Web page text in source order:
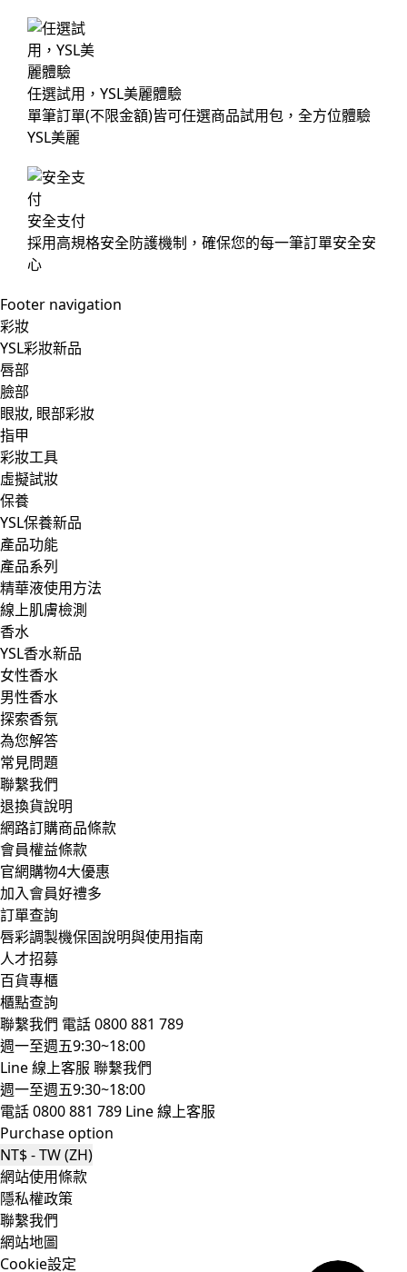
任選試用，YSL美麗體驗
單筆訂單(不限金額)皆可任選商品試用包，全方位體驗
YSL美麗
安全支付
採用高規格安全防護機制，確保您的每一筆訂單安全安
心
Footer navigation
彩妝
YSL彩妝新品
唇部
臉部
眼妝, 眼部彩妝
指甲
彩妝工具
虛擬試妝
保養
YSL保養新品
產品功能
產品系列
精華液使用方法
線上肌膚檢測
香水
YSL香水新品
女性香水
男性香水
探索香氛
為您解答
常見問題
聯繫我們
退換貨說明
網路訂購商品條款
會員權益條款
官網購物4大優惠
加入會員好禮多
訂單查詢
唇彩調製機保固說明與使用指南
人才招募
百貨專櫃
櫃點查詢
聯繫我們 電話 0800 881 789
週一至週五9:30~18:00
Line 線上客服 聯繫我們
週一至週五9:30~18:00
電話 0800 881 789 Line 線上客服
Purchase option
NT$ - TW (ZH)
網站使用條款
隱私權政策
聯繫我們
網站地圖
Cookie設定